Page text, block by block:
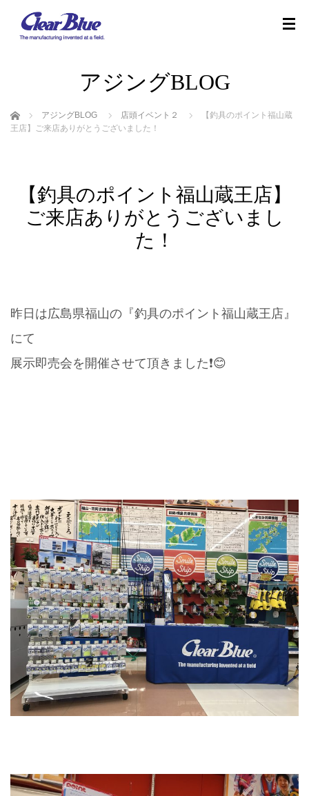
アジングBLOG
ホーム アジングBLOG 店頭イベント２
【釣具のポイント福山蔵
王店】ご来店ありがとうございました！
【釣具のポイント福山蔵王店】
ご来店ありがとうございまし
た！
昨日は広島県福山の『釣具のポイント福山蔵王店』
にて
展示即売会を開催させて頂きました❗️😊